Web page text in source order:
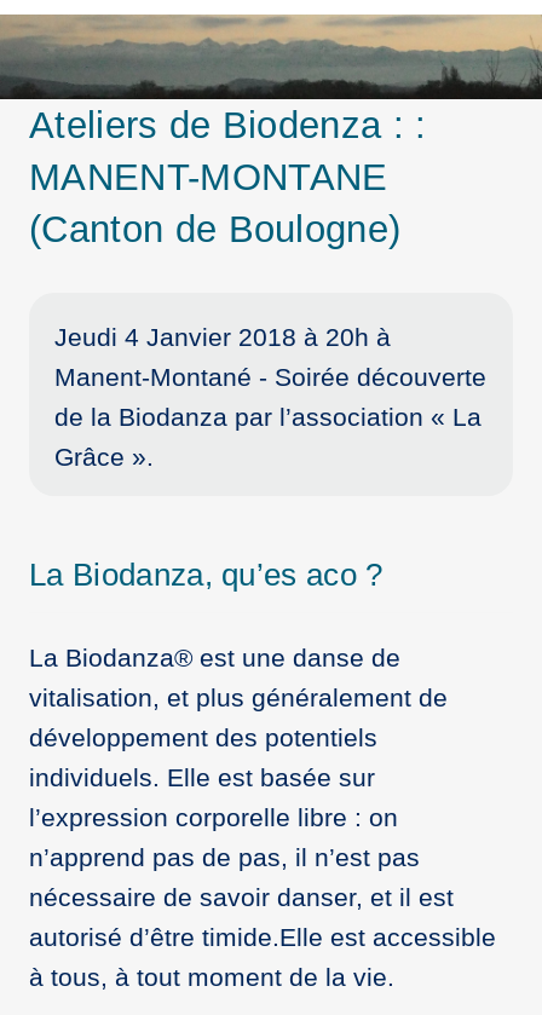
Ateliers de Biodenza : :
MANENT-MONTANE
(Canton de Boulogne)
Jeudi 4 Janvier 2018 à 20h à
Manent-Montané - Soirée découverte
de la Biodanza par l’association « La
Grâce ».
La Biodanza, qu’es aco ?
La Biodanza® est une danse de
vitalisation, et plus généralement de
développement des potentiels
individuels. Elle est basée sur
l’expression corporelle libre : on
n’apprend pas de pas, il n’est pas
nécessaire de savoir danser, et il est
autorisé d’être timide.Elle est accessible
à tous, à tout moment de la vie.